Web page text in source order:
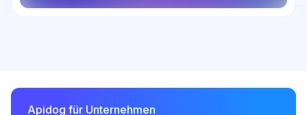
Apidog für Unternehmen